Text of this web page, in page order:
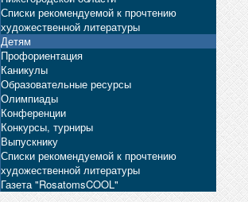
Списки рекомендуемой к прочтению
художественной литературы
Детям
Профориентация
Каникулы
Образовательные ресурсы
Олимпиады
Конференции
Конкурсы, турниры
Выпускнику
Списки рекомендуемой к прочтению
художественной литературы
Газета "RosatomsCOOL"